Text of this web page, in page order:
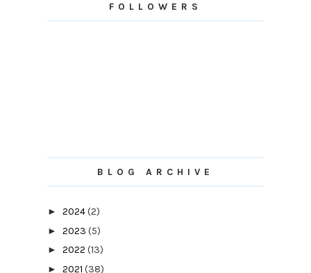
FOLLOWERS
BLOG ARCHIVE
► 2024(2)
► 2023 (5)
► 2022 (13)
► 2021 (38)